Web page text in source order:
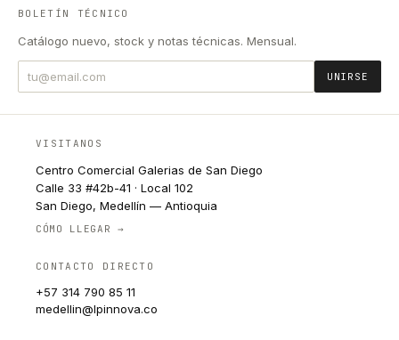
BOLETÍN TÉCNICO
Catálogo nuevo, stock y notas técnicas. Mensual.
UNIRSE
VISITANOS
Centro Comercial Galerias de San Diego
Calle 33 #42b-41 · Local 102
San Diego, Medellín — Antioquia
CÓMO LLEGAR →
CONTACTO DIRECTO
+57 314 790 85 11
medellin@lpinnova.co